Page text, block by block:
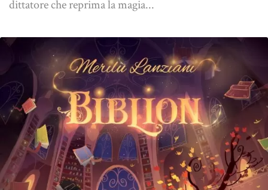
dittatore che reprima la magia...